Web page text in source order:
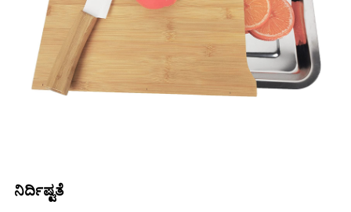
ನಿರ್ದಿಷ್ಟತೆ